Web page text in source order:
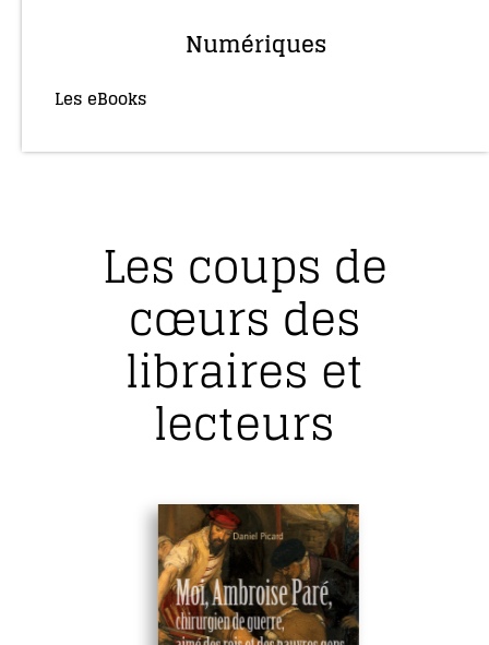
Numériques
Les eBooks
Les coups de
cœurs des
libraires et
lecteurs